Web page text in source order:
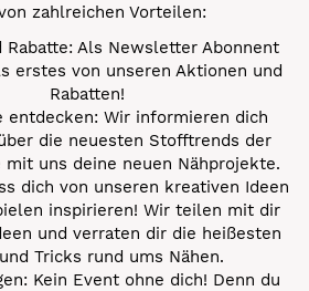
zahlreichen Vorteilen:
Rabatte: Als Newsletter Abonnent
erstes von unseren Aktionen und
Rabatten!
entdecken: Wir informieren dich
die neuesten Stofftrends der
mit uns deine neuen Nähprojekte.
dich von unseren kreativen Ideen
inspirieren! Wir teilen mit dir
und verraten dir die heißesten
Tricks rund ums Nähen.
Kein Event ohne dich! Denn du